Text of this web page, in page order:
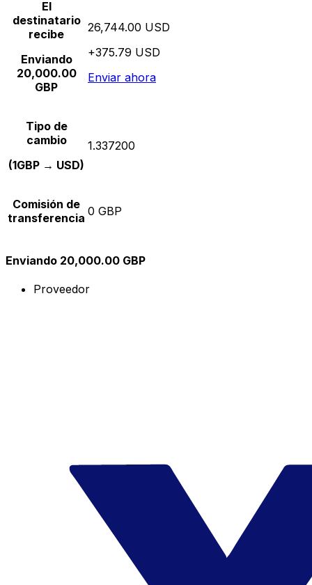
El
destinatario
recibe
Enviando
20,000.00
GBP
26,744.00 USD
+375.79 USD
Enviar ahora
Tipo de
cambio
(1GBP → USD)
1.337200
Comisión de
transferencia 0 GBP
Enviando 20,000.00 GBP
Proveedor